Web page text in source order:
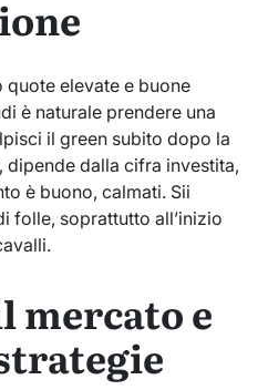
elevate e buone
è naturale prendere una
il green subito dopo la
dipende dalla cifra investita,
è buono, calmati. Sii
folle, soprattutto all’inizio
mercato e